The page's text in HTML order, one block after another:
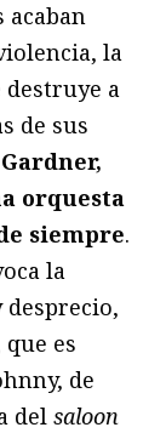
acaban
la
destruye a
de sus
orquesta
siempre.
la
es
de
del saloon